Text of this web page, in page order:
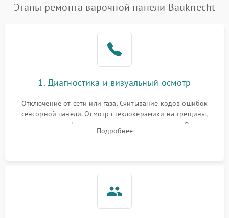
Этапы ремонта варочной панели Bauknecht
1. Диагностика и визуальный осмотр
Отключение от сети или газа. Считывание кодов ошибок
сенсорной панели. Осмотр стеклокерамики на трещины,
проверка конфорок на равномерность нагрева. Опрос
клиента о симптомах (не включается, не видит посуду,
Подробнее